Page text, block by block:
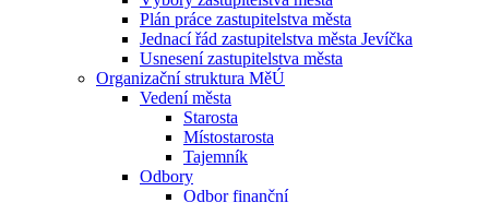
Plán práce zastupitelstva města
Jednací řád zastupitelstva města Jevíčka
Usnesení zastupitelstva města
Organizační struktura MěÚ
Vedení města
Starosta
Místostarosta
Tajemník
Odbory
Odbor finanční